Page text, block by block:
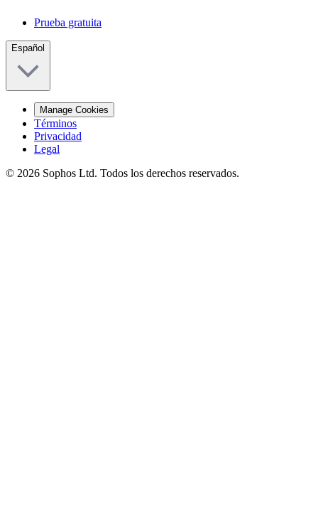
Prueba gratuita
Español
Manage Cookies
Términos
Privacidad
Legal
© 2026 Sophos Ltd. Todos los derechos reservados.